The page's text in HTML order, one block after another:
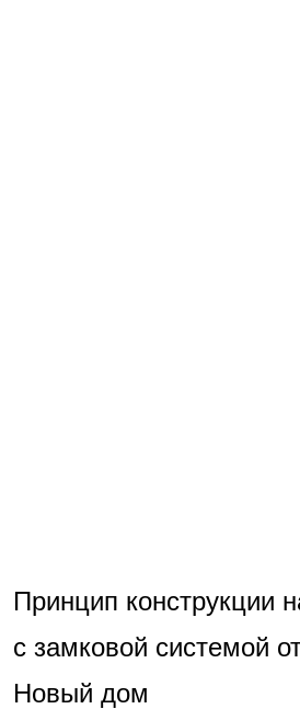
Принцип конструкции
с замковой системой
Новый дом